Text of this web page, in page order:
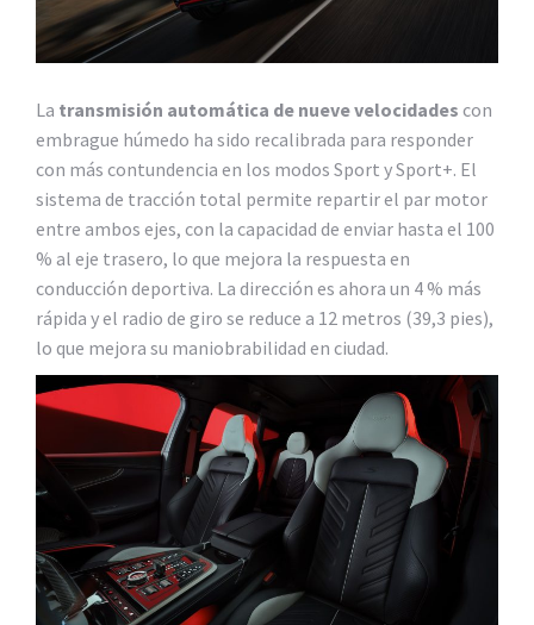
La transmisión automática de nueve velocidades con
embrague húmedo ha sido recalibrada para responder
con más contundencia en los modos Sport y Sport+. El
sistema de tracción total permite repartir el par motor
entre ambos ejes, con la capacidad de enviar hasta el 100
% al eje trasero, lo que mejora la respuesta en
conducción deportiva. La dirección es ahora un 4 % más
rápida y el radio de giro se reduce a 12 metros (39,3 pies),
lo que mejora su maniobrabilidad en ciudad.